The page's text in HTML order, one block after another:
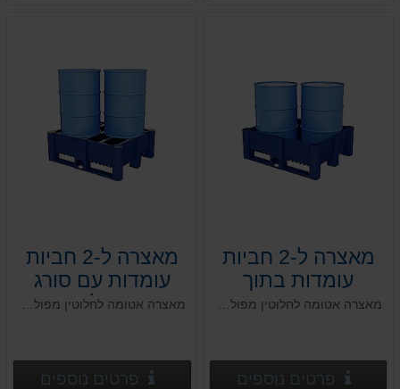
מאצרה ל-2 חביות
עומדות בתוך
המאצרה
פרטים נוספים פרטים נוספים
מאצרה ל-2 חביות
עומדות עם סורג
מגולוון
פרטים נוספים